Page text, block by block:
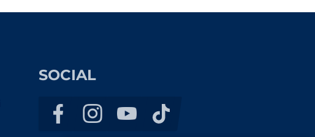
SOCIAL